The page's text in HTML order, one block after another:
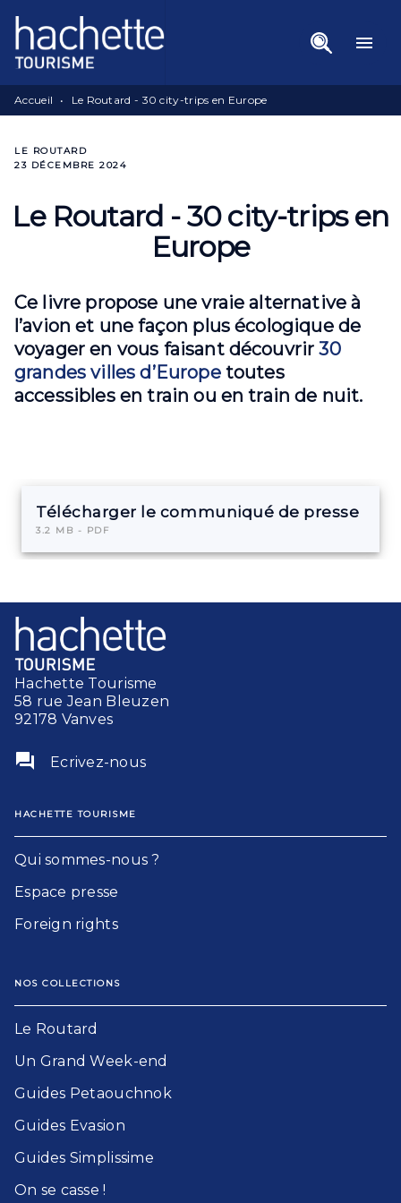
Menu Recherche
Pied De Page
menu
Accueil • Le Routard - 30 city-trips en Europe
LE ROUTARD
23 DÉCEMBRE 2024
Le Routard - 30 city-trips en
Europe
Ce livre propose une vraie alternative à
l’avion et une façon plus écologique de
voyager en vous faisant découvrir30
grandes villes d’Europetoutes
accessibles en train ou en train de nuit.
Télécharger le communiqué de presse
3.2 MB - PDF
Hachette Tourisme
58 rue Jean Bleuzen
92178 Vanves
question_answer Ecrivez-nous
HACHETTE TOURISME
Qui sommes-nous ?
Espace presse
Foreign rights
NOS COLLECTIONS
Le Routard​
Un Grand Week-end​
Guides Petaouchnok​
Guides Evasion​
Guides Simplissime​
On se casse !​